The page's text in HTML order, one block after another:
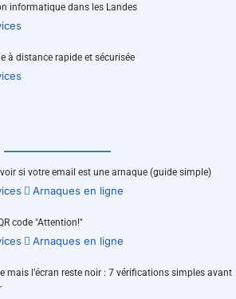
informatique dans les Landes
à distance rapide et sécurisée
si votre email est une arnaque (guide simple)
Arnaques en ligne
code "Attention!"
Arnaques en ligne
mais l’écran reste noir : 7 vérifications simples avant